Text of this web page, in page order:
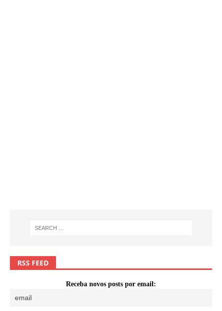
RSS FEED
Receba novos posts por email: